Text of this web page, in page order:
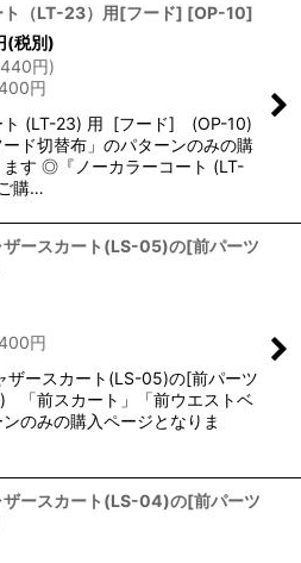
ト（LT-23）用[フード] [OP-10]
(税別)
440円)
円
ト (LT-23) 用 [フード] (OP-10)
ード切替布」のパターンのみの購
ます ◎『ノーカラーコート (LT-
購…
ザースカート(LS-05)の[前パーツ
円
ザースカート(LS-05)の[前パーツ
前スカート」「前ウエストベ
のみの購入ページとなりま
ザースカート(LS-04)の[前パーツ